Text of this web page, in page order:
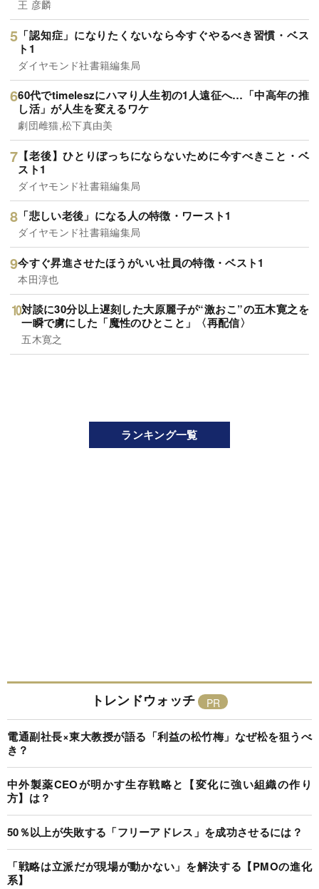
王 彦麟
「認知症」になりたくないなら今すぐやるべき習慣・ベス
ト1
ダイヤモンド社書籍編集局
60代でtimeleszにハマり人生初の1人遠征へ…「中高年の推
し活」が人生を変えるワケ
劇団雌猫,松下真由美
【老後】ひとりぼっちにならないために今すべきこと・ベ
スト1
ダイヤモンド社書籍編集局
「悲しい老後」になる人の特徴・ワースト1
ダイヤモンド社書籍編集局
今すぐ昇進させたほうがいい社員の特徴・ベスト1
本田淳也
対談に30分以上遅刻した大原麗子が“激おこ”の五木寛之を
一瞬で虜にした「魔性のひとこと」〈再配信〉
五木寛之
ランキング一覧
トレンドウォッチ
電通副社長×東大教授が語る「利益の松竹梅」なぜ松を狙うべ
き？
中外製薬CEOが明かす生存戦略と【変化に強い組織の作り
方】は？
50％以上が失敗する「フリーアドレス」を成功させるには？
「戦略は立派だが現場が動かない」を解決する【PMOの進化
系】